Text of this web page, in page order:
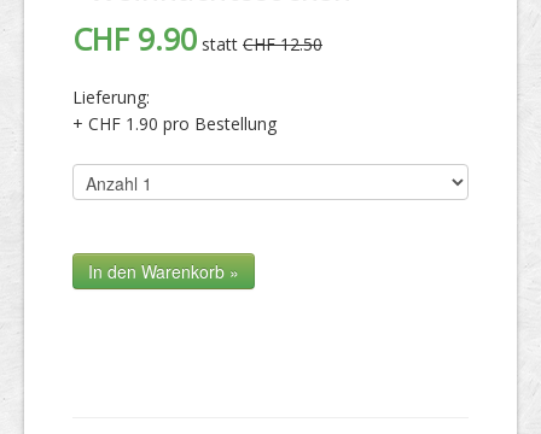
CHF 9.90 statt CHF 12.50
Lieferung:
+ CHF 1.90 pro Bestellung